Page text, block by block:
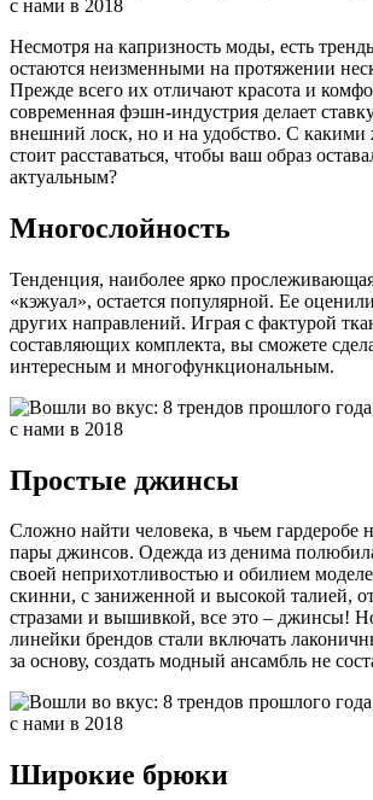
Несмотря на капризность моды, есть
остаются неизменными на протяжении
Прежде всего их отличают красота и
современная фэшн-индустрия делает
внешний лоск, но и на удобство. С
стоит расставаться, чтобы ваш образ
актуальным?
Многослойность
Тенденция, наиболее ярко
«кэжуал», остается популярной. Ее
других направлений. Играя с фактурой
составляющих комплекта, вы сможете
интересным и многофункциональным.
Простые джинсы
Сложно найти человека, в чьем гардеробе
пары джинсов. Одежда из денима
своей неприхотливостью и обилием
скинни, с заниженной и высокой талией,
стразами и вышивкой, все это – джинсы!
линейки брендов стали включать
за основу, создать модный ансамбль не
Широкие брюки